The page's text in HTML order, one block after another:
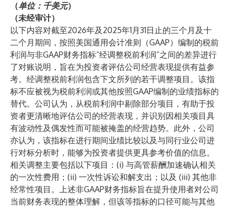
（单位：千美元）
（未经审计）
以下内容对截至2026年及2025年1月31日止的三个月及十
二个月期间，按照美国通用会计准则（GAAP）编制的税前
利润与非GAAP财务指标“经调整税前利润”之间的差异进行
了对账说明，旨在为投资者评估公司经营表现提供有益参
考。经调整税前利润包含下文所列的若干调整项目。该指
标不应被视为税前利润或其他按照GAAP编制的业绩指标的
替代。公司认为，从税前利润中剔除部分项目，有助于投
资者更清晰地评估公司的经营表现，并识别因相关项目具
有波动性及偶发性而可能被掩盖的经营趋势。此外，公司
亦认为，该指标在进行期间业绩比较以及与同行业公司进
行对标分析时，能够为投资者提供更具参考价值的信息。
相关调整主要包括以下项目：(i) 与高管薪酬加速确认相关
的一次性费用；(ii) 一次性诉讼和解支出；以及 (iii) 其他非
经常性项目。上述非GAAP财务指标旨在提升使用者对公司
当前财务表现的整体理解，但该等指标的口径可能与其他